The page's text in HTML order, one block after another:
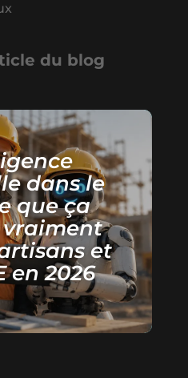
du blog
dans le
que ça
et
en 2026